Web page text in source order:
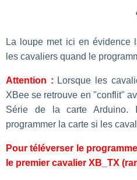
La loupe met ici en évidence
les cavaliers quand le
Attention : Lorsque les
XBee se retrouve en "conflit"
Série de la carte Arduino.
programmer la carte si les
Pour téléverser le
le premier cavalier XB_TX